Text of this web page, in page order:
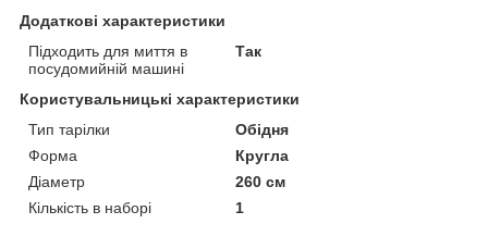
Додаткові характеристики
Підходить для миття в
посудомийній машині
Так
Користувальницькі характеристики
Тип тарілки
Обідня
Форма
Кругла
Діаметр
260 см
Кількість в наборі
1